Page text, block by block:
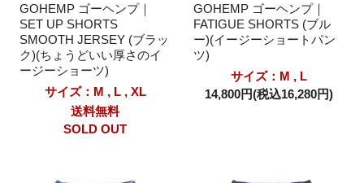
GOHEMP ゴーヘンプ｜
SET UP SHORTS
SMOOTH JERSEY (ブラッ
ク)(ちょうどいい厚さのイ
ージーショーツ)
サイズ：M , L , XL
送料無料
SOLD OUT
GOHEMP ゴーヘンプ｜
FATIGUE SHORTS (ブル
ー)(イージーショートパン
ツ)
サイズ：M , L
14,800円(税込16,280円)